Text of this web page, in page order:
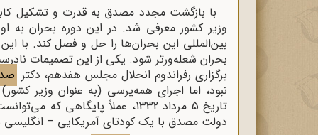
با بازگشت مجدد مصدق به قدرت و تشکیل
وزیر کشور معرفی شد. در این دوره بحران
بین‌المللی این بحران‌ها را حل و فصل کند. با
بحران شعله‌ور‌تر شود. یکی از این تصمیمات
برگزاری رفراندوم انحلال مجلس هفدهم، دکتر
نبود، اما اجرای همه‌پرسی (به عنوان وزیر
دولت مصدق با یک کودتای آمریکایی –